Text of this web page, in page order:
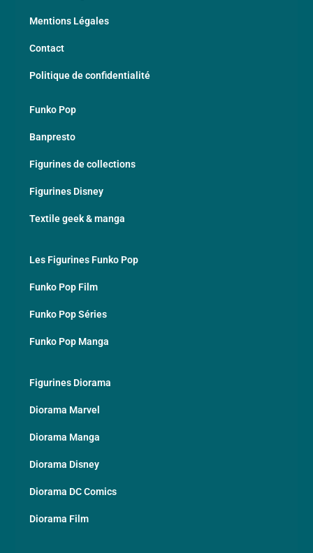
Mentions Légales
Contact
Politique de confidentialité
Funko Pop
Banpresto
Figurines de collections
Figurines Disney
Textile geek & manga
Les Figurines Funko Pop
Funko Pop Film
Funko Pop Séries
Funko Pop Manga
Figurines Diorama
Diorama Marvel
Diorama Manga
Diorama Disney
Diorama DC Comics
Diorama Film